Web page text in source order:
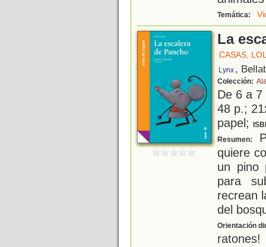
Temática:
La
CASAS,
Lynx ,
Colección:
De 6 a
48 p.;
papel;
Resumen:
quiere
un pino
para
recrean
del
Orientación